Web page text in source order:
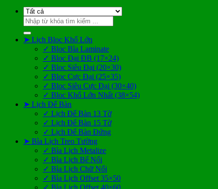
Tìm
kiếm:
➤ Lịch Bloc Khổ Lớn
✓ Bloc Bìa Laminate
✓ Bloc Đại ĐB (17×24)
✓ Bloc Siêu Đại (20×30)
✓ Bloc Cực Đại (25×35)
✓ Bloc Siêu Cực Đại (30×40)
✓ Bloc Khổ Lớn Nhất (38×54)
➤ Lịch Để Bàn
✓ Lịch Để Bàn 13 Tờ
✓ Lịch Để Bàn 15 Tờ
✓ Lịch Để Bàn Đứng
➤ Bìa Lịch Treo Tường
✓ Bìa Lịch Metalize
✓ Bìa Lịch Bế Nổi
✓ Bìa Lịch Chữ Nổi
✓ Bìa Lịch Offset 35×50
✓ Bìa Lịch Offset 40×60